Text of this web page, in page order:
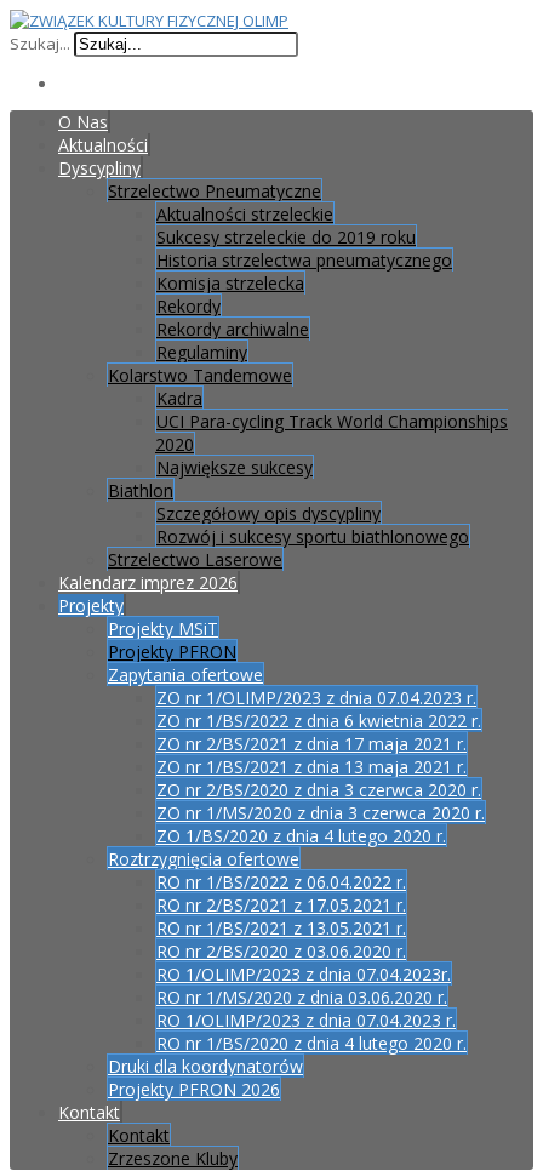
Szukaj...
O Nas
Aktualności
Dyscypliny
Strzelectwo Pneumatyczne
Aktualności strzeleckie
Sukcesy strzeleckie do 2019 roku
Historia strzelectwa pneumatycznego
Komisja strzelecka
Rekordy
Rekordy archiwalne
Regulaminy
Kolarstwo Tandemowe
Kadra
UCI Para-cycling Track World Championships
2020
Największe sukcesy
Biathlon
Szczegółowy opis dyscypliny
Rozwój i sukcesy sportu biathlonowego
Strzelectwo Laserowe
Kalendarz imprez 2026
Projekty
Projekty MSiT
Projekty PFRON
Zapytania ofertowe
ZO nr 1/OLIMP/2023 z dnia 07.04.2023 r.
ZO nr 1/BS/2022 z dnia 6 kwietnia 2022 r.
ZO nr 2/BS/2021 z dnia 17 maja 2021 r.
ZO nr 1/BS/2021 z dnia 13 maja 2021 r.
ZO nr 2/BS/2020 z dnia 3 czerwca 2020 r.
ZO nr 1/MS/2020 z dnia 3 czerwca 2020 r.
ZO 1/BS/2020 z dnia 4 lutego 2020 r.
Roztrzygnięcia ofertowe
RO nr 1/BS/2022 z 06.04.2022 r.
RO nr 2/BS/2021 z 17.05.2021 r.
RO nr 1/BS/2021 z 13.05.2021 r.
RO nr 2/BS/2020 z 03.06.2020 r.
RO 1/OLIMP/2023 z dnia 07.04.2023r.
RO nr 1/MS/2020 z dnia 03.06.2020 r.
RO 1/OLIMP/2023 z dnia 07.04.2023 r.
RO nr 1/BS/2020 z dnia 4 lutego 2020 r.
Druki dla koordynatorów
Projekty PFRON 2026
Kontakt
Kontakt
Zrzeszone Kluby